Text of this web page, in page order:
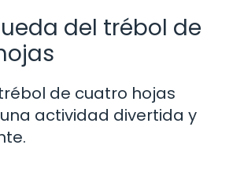
del trébol de
de cuatro hojas
actividad divertida y